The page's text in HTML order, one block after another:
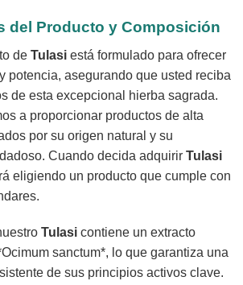
del Producto y Composición
de Tulasi está formulado para ofrecer
potencia, asegurando que usted reciba
de esta excepcional hierba sagrada.
a proporcionar productos de alta
por su origen natural y su
Cuando decida adquirir Tulasi
eligiendo un producto que cumple con
Tulasi contiene un extracto
sanctum*, lo que garantiza una
de sus principios activos clave.